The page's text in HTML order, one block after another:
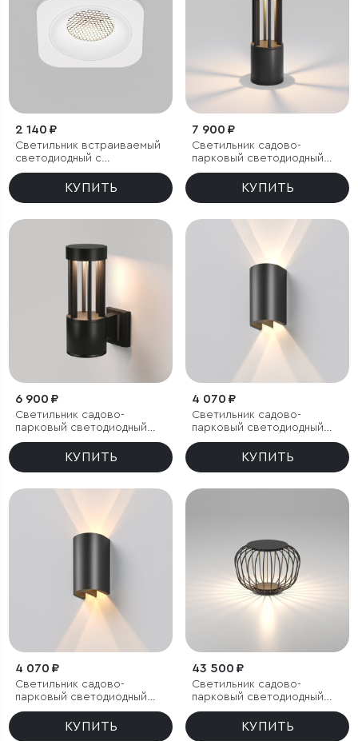
2 140 ₽
Светильник встраиваемый
светодиодный с
антибликовой решеткой
Tetro 10W 4000K белый
КУПИТЬ
7 900 ₽
Светильник садово-
парковый светодиодный
Apart
КУПИТЬ
6 900 ₽
Светильник садово-
парковый светодиодный
Apart
КУПИТЬ
4 070 ₽
Светильник садово-
парковый светодиодный
Twinray 4000K
КУПИТЬ
4 070 ₽
Светильник садово-
парковый светодиодный
Twinray 3000K
КУПИТЬ
43 500 ₽
Светильник садово-
парковый светодиодный
Firenze черный
КУПИТЬ